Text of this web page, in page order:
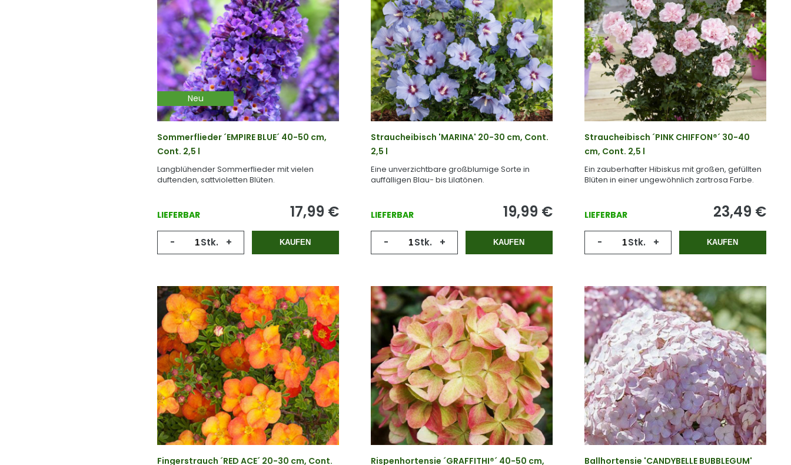
Neu
Sommerflieder ´EMPIRE BLUE´ 40-50 cm,
Cont. 2,5 l
Langblühender Sommerflieder mit vielen
duftenden, sattvioletten Blüten.
LIEFERBAR 17,99 €
- Stk. + KAUFEN
Straucheibisch 'MARINA' 20-30 cm, Cont.
2,5 l
Eine unverzichtbare großblumige Sorte in
auffälligen Blau- bis Lilatönen.
LIEFERBAR 19,99 €
- Stk. + KAUFEN
Straucheibisch ´PINK CHIFFON®´ 30-40
cm, Cont. 2,5 l
Ein zauberhafter Hibiskus mit großen, gefüllten
Blüten in einer ungewöhnlich zartrosa Farbe.
LIEFERBAR 23,49 €
- Stk. + KAUFEN
Fingerstrauch ´RED ACE´ 20-30 cm, Cont. Rispenhortensie ´GRAFFITHI®´ 40-50 cm, Ballhortensie 'CANDYBELLE BUBBLEGUM'